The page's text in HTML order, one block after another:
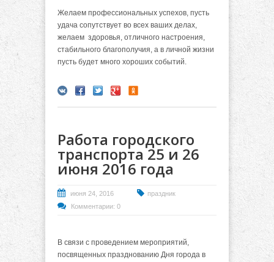
Желаем профессиональных успехов, пусть
удача сопутствует во всех ваших делах,
желаем здоровья, отличного настроения,
стабильного благополучия, а в личной жизни
пусть будет много хороших событий.
Работа городского
транспорта 25 и 26
июня 2016 года
июня 24, 2016
праздник
Комментарии: 0
В связи с проведением мероприятий,
посвященных празднованию Дня города в